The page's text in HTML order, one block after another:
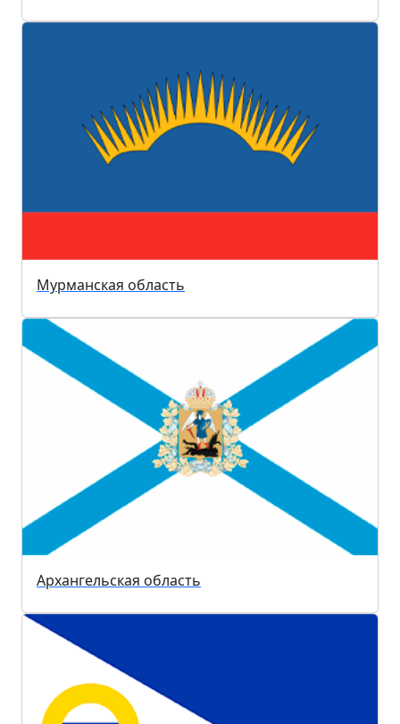
Мурманская область
Архангельская область